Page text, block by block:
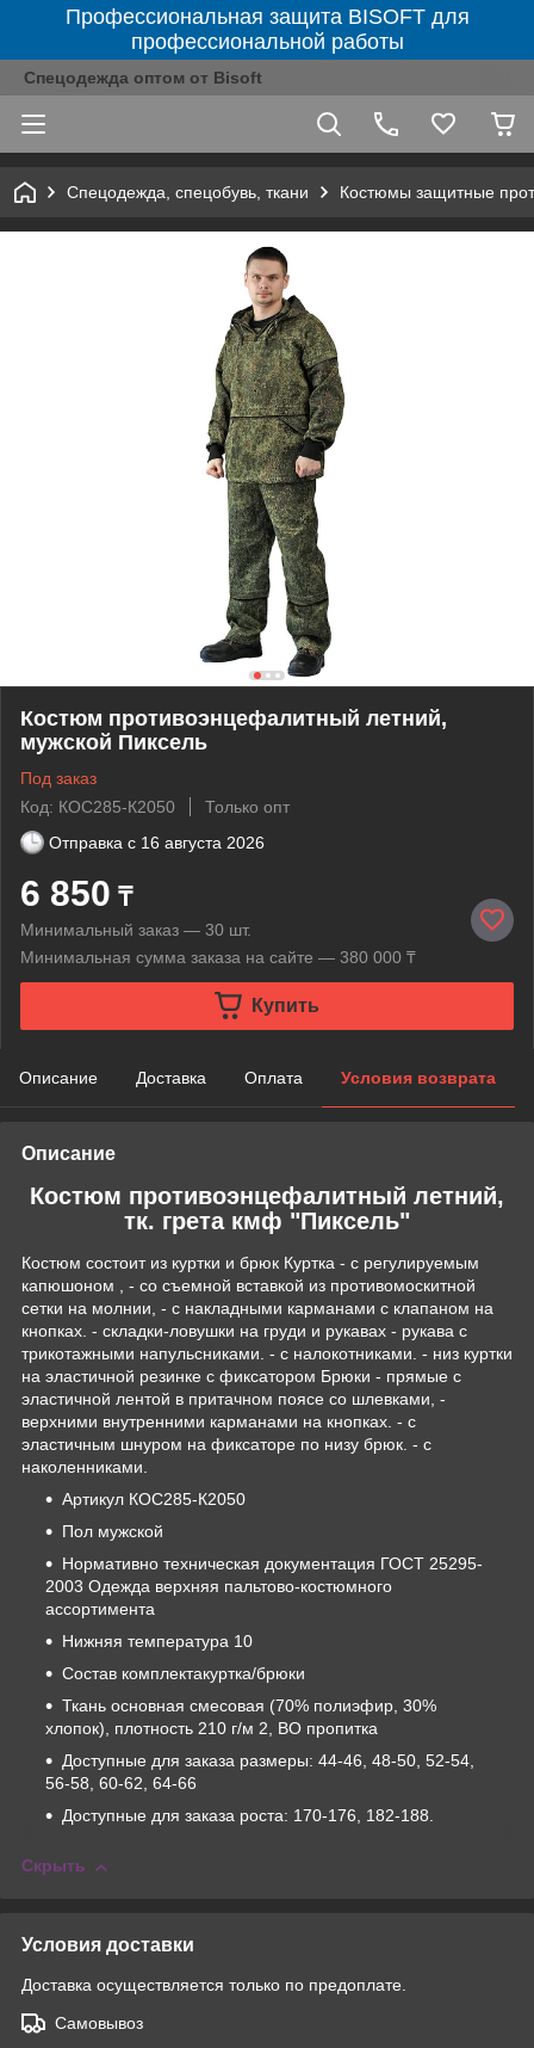
Профессиональная защита BISOFT для
профессиональной работы
Спецодежда оптом от Bisoft
Спецодежда, спецобувь, ткани Костюмы защитные
Костюм противоэнцефалитный летний,
мужской Пиксель
Под заказ
Код: КОС285-К2050
Только опт
Отправка с 16 августа 2026
6 850 ₸
Минимальный заказ — 30 шт.
Минимальная сумма заказа на сайте — 380 000 ₸
Купить
Описание Доставка Оплата Условия возврата
Описание
Костюм противоэнцефалитный летний,
тк. грета кмф "Пиксель"
Костюм состоит из куртки и брюк Куртка - с регулируемым
капюшоном , - со съемной вставкой из противомоскитной
сетки на молнии, - с накладными карманами с клапаном на
кнопках. - складки-ловушки на груди и рукавах - рукава с
трикотажными напульсниками. - с налокотниками. - низ куртки
на эластичной резинке с фиксатором Брюки - прямые с
эластичной лентой в притачном поясе со шлевками, -
верхними внутренними карманами на кнопках. - с
эластичным шнуром на фиксаторе по низу брюк. - с
наколенниками.
Артикул КОС285-К2050
Пол мужской
Нормативно техническая документация ГОСТ 25295-
2003 Одежда верхняя пальтово-костюмного
ассортимента
Нижняя температура 10
Состав комплектакуртка/брюки
Ткань основная смесовая (70% полиэфир, 30%
хлопок), плотность 210 г/м 2, ВО пропитка
Доступные для заказа размеры: 44-46, 48-50, 52-54,
56-58, 60-62, 64-66
Доступные для заказа роста: 170-176, 182-188.
Скрыть
Условия доставки
Доставка осуществляется только по предоплате.
Самовывоз